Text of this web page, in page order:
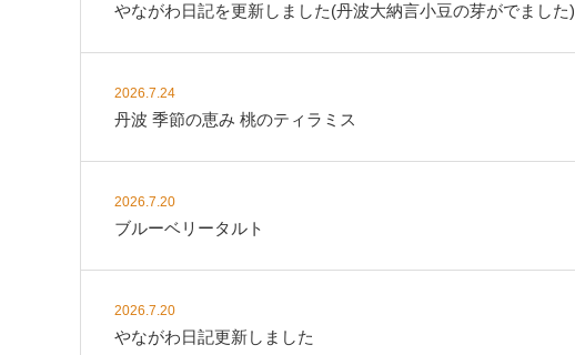
やながわ日記を更新しました(丹波大納言小豆の芽がでました)
2026.7.24
丹波 季節の恵み 桃のティラミス
2026.7.20
ブルーベリータルト
2026.7.20
やながわ日記更新しました